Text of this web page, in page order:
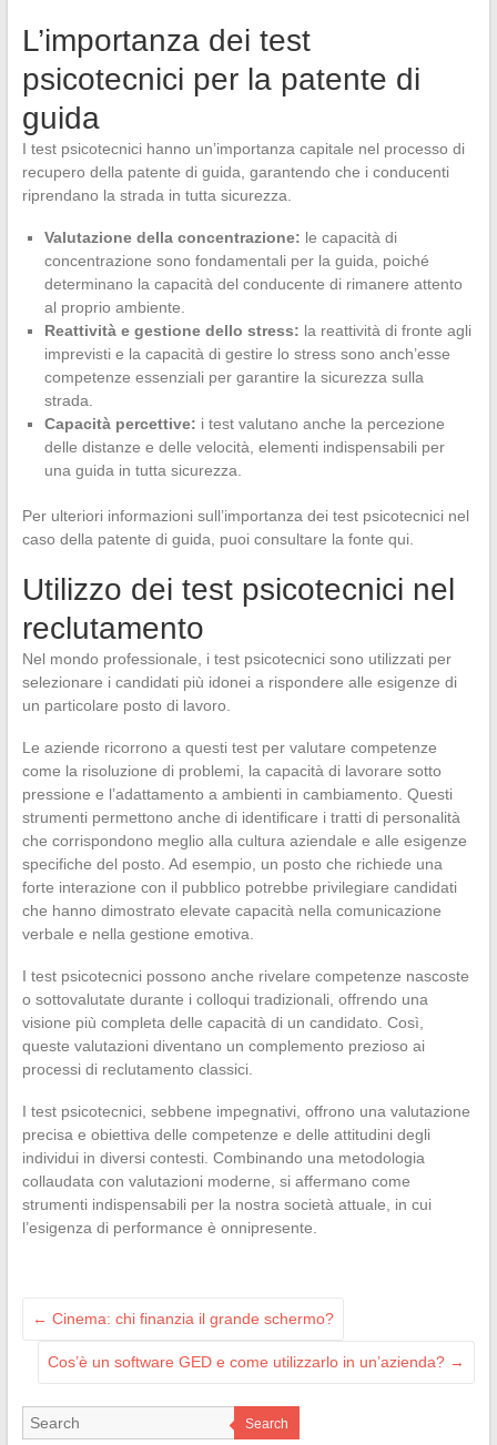
L’importanza dei test
psicotecnici per la patente di
guida
I test psicotecnici hanno un’importanza capitale nel processo di
recupero della patente di guida, garantendo che i conducenti
riprendano la strada in tutta sicurezza.
Valutazione della concentrazione: le capacità di
concentrazione sono fondamentali per la guida, poiché
determinano la capacità del conducente di rimanere attento
al proprio ambiente.
Reattività e gestione dello stress: la reattività di fronte agli
imprevisti e la capacità di gestire lo stress sono anch’esse
competenze essenziali per garantire la sicurezza sulla
strada.
Capacità percettive: i test valutano anche la percezione
delle distanze e delle velocità, elementi indispensabili per
una guida in tutta sicurezza.
Per ulteriori informazioni sull’importanza dei test psicotecnici nel
caso della patente di guida, puoi consultare la fonte qui.
Utilizzo dei test psicotecnici nel
reclutamento
Nel mondo professionale, i test psicotecnici sono utilizzati per
selezionare i candidati più idonei a rispondere alle esigenze di
un particolare posto di lavoro.
Le aziende ricorrono a questi test per valutare competenze
come la risoluzione di problemi, la capacità di lavorare sotto
pressione e l’adattamento a ambienti in cambiamento. Questi
strumenti permettono anche di identificare i tratti di personalità
che corrispondono meglio alla cultura aziendale e alle esigenze
specifiche del posto. Ad esempio, un posto che richiede una
forte interazione con il pubblico potrebbe privilegiare candidati
che hanno dimostrato elevate capacità nella comunicazione
verbale e nella gestione emotiva.
I test psicotecnici possono anche rivelare competenze nascoste
o sottovalutate durante i colloqui tradizionali, offrendo una
visione più completa delle capacità di un candidato. Così,
queste valutazioni diventano un complemento prezioso ai
processi di reclutamento classici.
I test psicotecnici, sebbene impegnativi, offrono una valutazione
precisa e obiettiva delle competenze e delle attitudini degli
individui in diversi contesti. Combinando una metodologia
collaudata con valutazioni moderne, si affermano come
strumenti indispensabili per la nostra società attuale, in cui
l’esigenza di performance è onnipresente.
← Cinema: chi finanzia il grande schermo?
Cos’è un software GED e come utilizzarlo in un’azienda? →
Search